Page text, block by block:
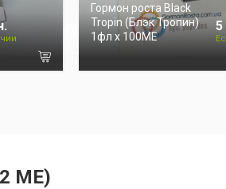
Гормон роста Black
Tropin (Блэк Тропин)
1фл х 100ME
5
МЕ)